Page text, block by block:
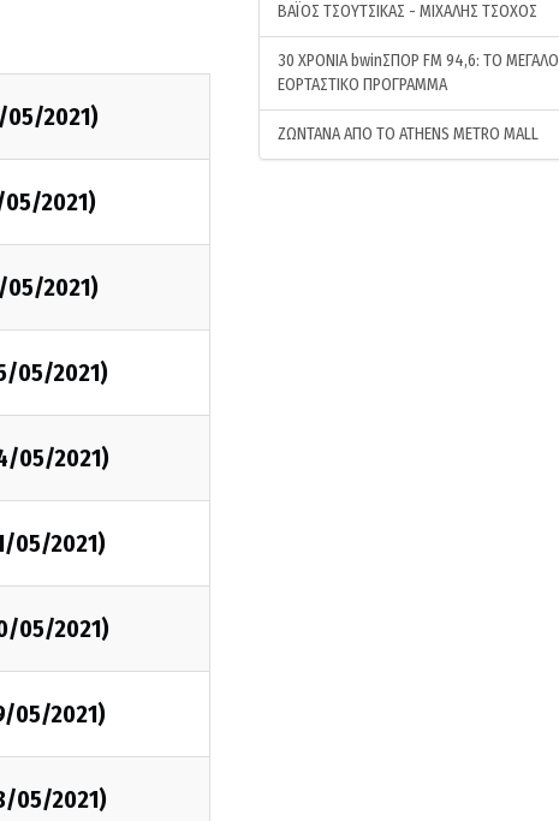
05/2021)
05/2021)
05/2021)
05/2021)
05/2021)
05/2021)
05/2021)
05/2021)
05/2021)
ΒΑΪΟΣ ΤΣΟΥΤΣΙΚΑΣ - ΜΙΧΑΛΗΣ ΤΣΟΧΟΣ
30 ΧΡΟΝΙΑ bwinΣΠΟΡ FM 94,6: ΤΟ ΜΕΓΑΛΟ
ΕΟΡΤΑΣΤΙΚΟ ΠΡΟΓΡΑΜΜΑ
ΖΩΝΤΑΝΑ ΑΠΟ ΤΟ ATHENS METRO MALL